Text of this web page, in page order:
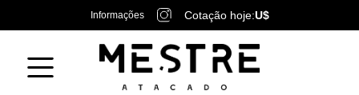
Informações Cotação hoje:U$